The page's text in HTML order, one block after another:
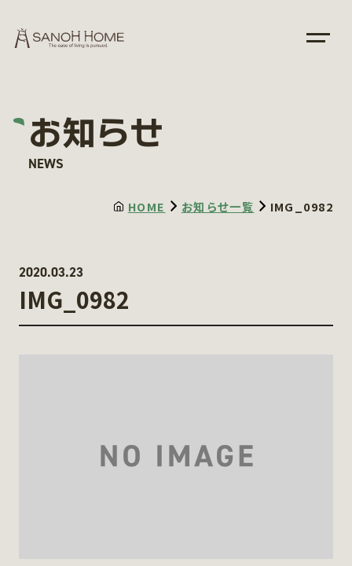
お知らせ
NEWS
HOME お知らせ一覧 IMG_0982
2020.03.23
IMG_0982